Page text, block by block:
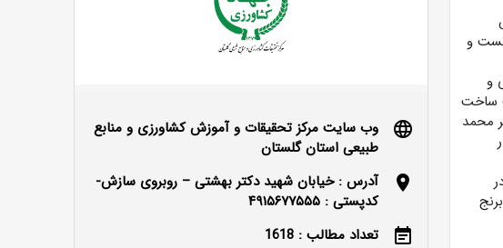
و
و
ساخت
محمد
language
وب سایت مرکز تحقیقات و آموزش کشاورزی و منابع
طبیعی استان گلستان
location_on
آدرس : خیابان شهید دکتر بهشتی – روبروی سازش-
کدپستی : ۴۹۱۵۶۷۷۵۵۵
event_note
تعداد مطالب : 1618